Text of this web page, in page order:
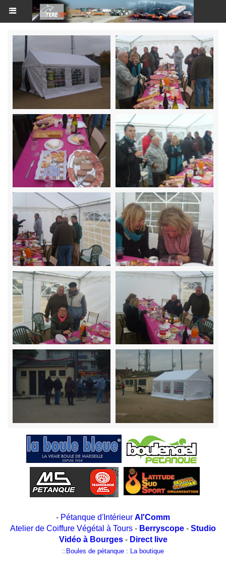
- Pétanque d'Intérieur Al'Comm
Atelier de Coiffure Végétal à Tours - Berryscope - Studio
Vidéo à Bourges- Direct live
::Boules de pétanque : La boutique